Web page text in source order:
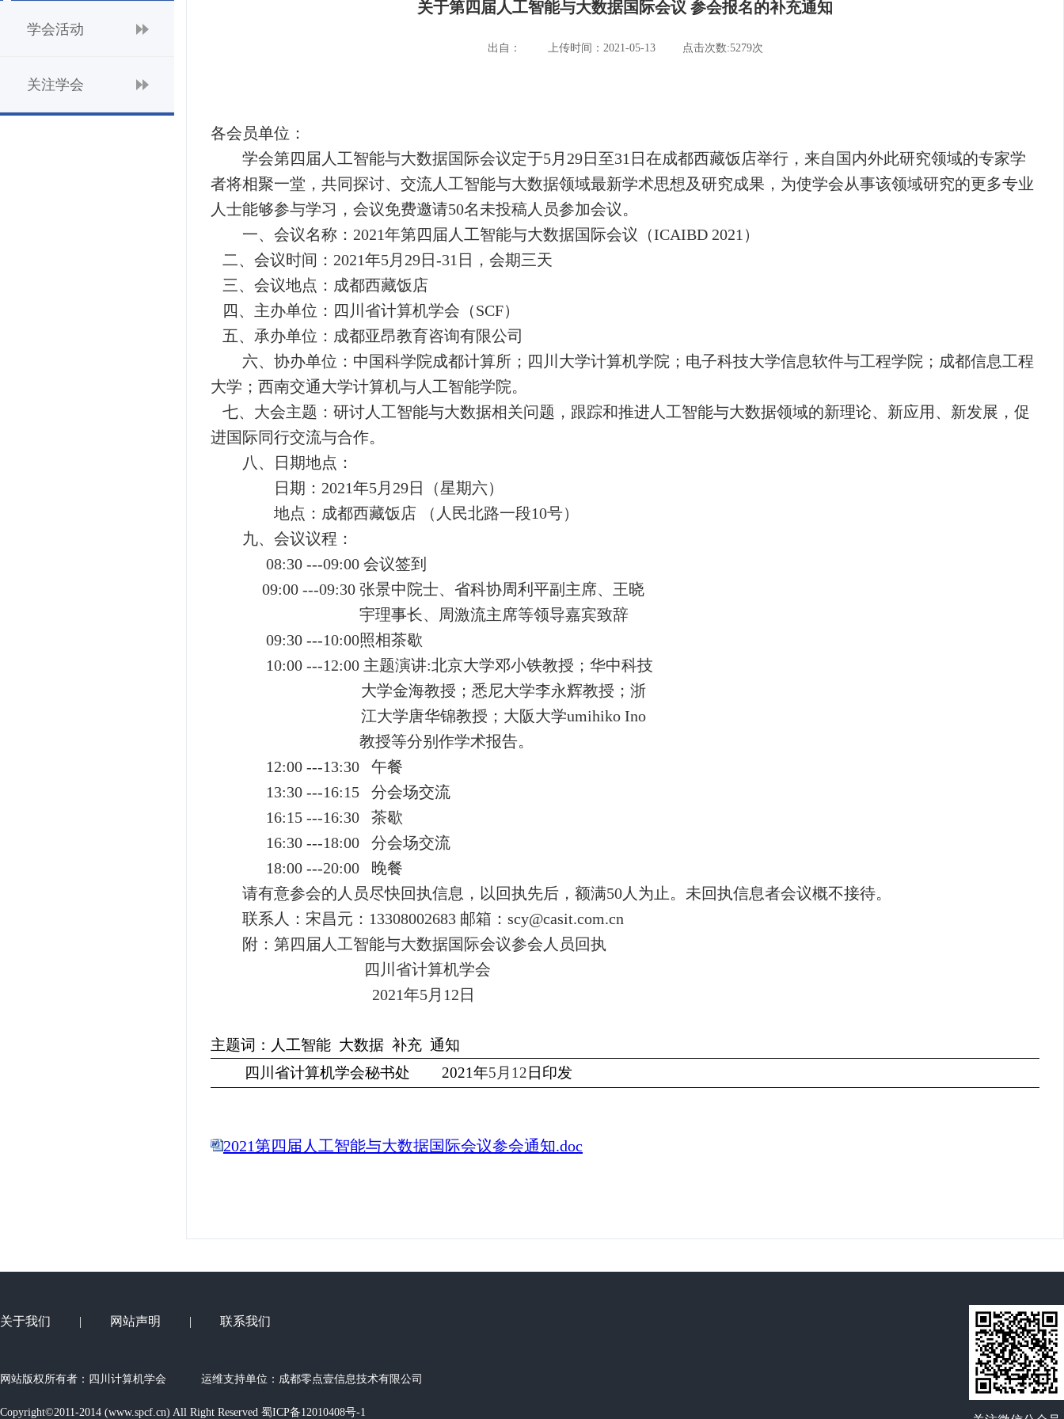
管理团队
学会活动
团体会员
个人会员
会员学术成就
学会活动
关注学会
关于第四届人工智能与大数据国际会议 参会报名的补充通知
出自： 上传时间：2021-05-13 点击次数:5279次
各会员单位：
学会第四届人工智能与大数据国际会议定于5月29日至31日在成都西藏饭店举行，来自国内外此研究领域的专家学
者将相聚一堂，共同探讨、交流人工智能与大数据领域最新学术思想及研究成果，为使学会从事该领域研究的更多专业
人士能够参与学习，会议免费邀请50名未投稿人员参加会议。
一、会议名称：2021年第四届人工智能与大数据国际会议（ICAIBD 2021）
二、会议时间：2021年5月29日-31日，会期三天
三、会议地点：成都西藏饭店
四、主办单位：四川省计算机学会（SCF）
五、承办单位：成都亚昂教育咨询有限公司
六、协办单位：中国科学院成都计算所；四川大学计算机学院；电子科技大学信息软件与工程学院；成都信息工程
大学；西南交通大学计算机与人工智能学院。
七、大会主题：研讨人工智能与大数据相关问题，跟踪和推进人工智能与大数据领域的新理论、新应用、新发展，促
进国际同行交流与合作。
八、日期地点：
日期：2021年5月29日（星期六）
地点：成都西藏饭店 （人民北路一段10号）
九、会议议程：
08:30 ---09:00 会议签到
09:00 ---09:30 张景中院士、省科协周利平副主席、王晓
宇理事长、周激流主席等领导嘉宾致辞
09:30 ---10:00照相茶歇
10:00 ---12:00 主题演讲:北京大学邓小铁教授；华中科技
大学金海教授；悉尼大学李永辉教授；浙
江大学唐华锦教授；大阪大学umihiko Ino
教授等分别作学术报告。
12:00 ---13:30 午餐
13:30 ---16:15 分会场交流
16:15 ---16:30 茶歇
16:30 ---18:00 分会场交流
18:00 ---20:00 晚餐
请有意参会的人员尽快回执信息，以回执先后，额满50人为止。未回执信息者会议概不接待。
联系人：宋昌元：13308002683 邮箱：scy@casit.com.cn
附：第四届人工智能与大数据国际会议参会人员回执
四川省计算机学会
2021年5月12日
主题词： 人工智能 大数据 补充 通知
四川省计算机学会秘书处 2021年5 月12 日印发
2021第四届人工智能与大数据国际会议参会通知.doc
关于我们 | 网站声明 | 联系我们
网站版权所有者：四川计算机学会 运维支持单位： 成都零点壹信息技术有限公司
Copyright©2011-2014 (www.spcf.cn) All Right Reserved 蜀ICP备12010408号-1